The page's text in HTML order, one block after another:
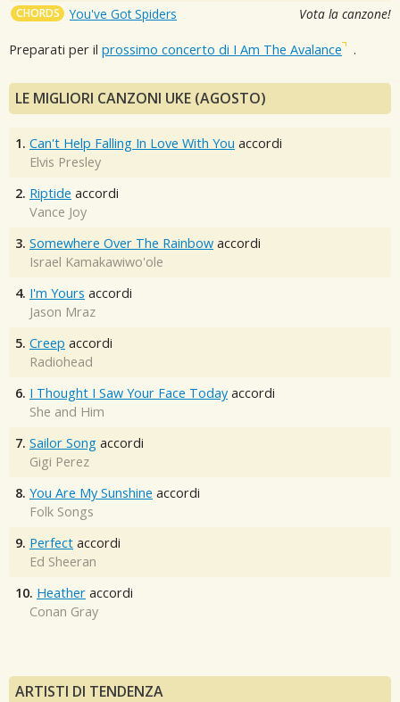
CHORDS You've Got Spiders Vota la canzone!
Preparati per il prossimo concerto di I Am The Avalance .
LE MIGLIORI CANZONI UKE (AGOSTO)
1. Can't Help Falling In Love With You accordi
Elvis Presley
2. Riptide accordi
Vance Joy
3. Somewhere Over The Rainbow accordi
Israel Kamakawiwo'ole
4. I'm Yours accordi
Jason Mraz
5. Creep accordi
Radiohead
6. I Thought I Saw Your Face Today accordi
She and Him
7. Sailor Song accordi
Gigi Perez
8. You Are My Sunshine accordi
Folk Songs
9. Perfect accordi
Ed Sheeran
10. Heather accordi
Conan Gray
ARTISTI DI TENDENZA